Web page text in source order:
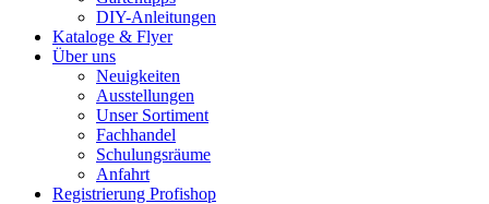
DIY-Anleitungen
Kataloge & Flyer
Über uns
Neuigkeiten
Ausstellungen
Unser Sortiment
Fachhandel
Schulungsräume
Anfahrt
Registrierung Profishop